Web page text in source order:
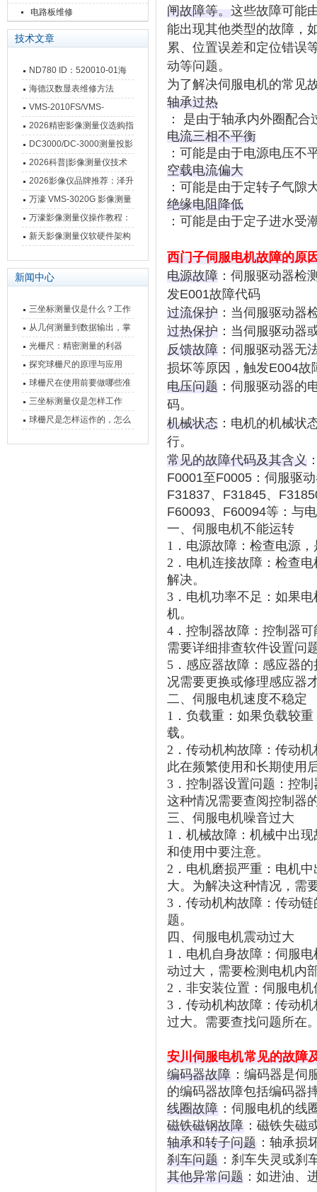
电路板维修
技术文章
ND780 ID：520010-01海
德汉数显表故障维修内容
海德汉数显表维修方法
VMS-2010FS/VMS-
3020FS/VMS-4030FS手动
影像测量仪技术参数
2026精密影像测量仪选购指
南 靠谱品牌一站式选型推荐
DC3000/DC-3000测量投影
仪万濠数据处理器数显表故
障维修方法
2026科普|影像测量仪技术
原理、分类及选型应用
2026影像仪品牌推荐：泽升
影像测量仪选型指南
万濠 VMS-3020G 影像测量
仪技术规格与应用解析
万濠影像测量仪操作教程：
从开机到出报告，新手也能
新天影像测量仪软硬件架构
新闻中心
三坐标测量仪是什么？工作
原理、分类与核心功能一次
讲清
从几何测量到数据输出，掌
握万濠影像测量仪的六大核
心能力
光栅尺：精密测量的利器
探究球栅尺的原理与应用
球栅尺在使用前要做哪些准
备工作？
三坐标测量仪是怎样工作
的，功能有什么优势？
球栅尺是怎样运作的，怎么
闸故障等。 这些故障可能
能出现其他类型的故障，
累、位置误差和定位错误
动等问题。‌
为了解决伺服电机的常见
轴承过热
： 是由于轴承内外圈配
电流三相不平衡
：可能是由于电源电压不
空载电流偏大
：可能是由于定转子气隙
绝缘电阻降低
：可能是由于定子进水受
西门子伺服电机故障的原
电源故障 ：伺服驱动器检
发E001故障代码
过流保护 ：当伺服驱动器
过热保护 ：当伺服驱动器
反馈故障 ：伺服驱动器无
损坏等原因，触发E004故
电压问题 ：伺服驱动器的
码。
机械状态 ：电机的机械状
行。
常见的故障代码及其含义
F0001至F0005：伺服驱
F31837、F31845、
F60093、F60094等：与
一、伺服电机不能运转
1．电源故障：检查电源
2．电机连接故障：检查
解决。
3．电机功率不足：如果
机。
4．控制器故障：控制器
需要详细排查软件设置问
5．感应器故障：感应器
况需要更换或修理感应器
二、伺服电机速度不稳定
1．负载重：如果负载较
载。
2．传动机构故障：传动
此在频繁使用和长期使用
3．控制器设置问题：控
这种情况需要查阅控制器
三、伺服电机噪音过大
1．机械故障：机械中出
和使用中要注意。
2．电机磨损严重：电机
大。为解决这种情况，需
3．传动机构故障：传动
题。
四、伺服电机震动过大
1．电机自身故障：伺服
动过大，需要检测电机内
2．非安装位置：伺服电
3．传动机构故障：传动
过大。需要查找问题所在
安川伺服电机常见的故障
编码器故障 ：编码器是伺
的编码器故障包括编码器
线圈故障 ：伺服电机的线
磁铁磁钢故障 ：磁铁失磁
轴承和转子问题 ：轴承损
刹车问题 ：刹车失灵或刹
其他异常问题 ：如进油、